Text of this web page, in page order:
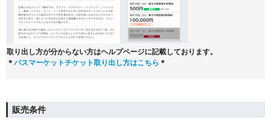
取り出し方が分からない方はヘルプページに記載しております。
＊ パスマーケットチケット取り出し方はこちら ＊
販売条件